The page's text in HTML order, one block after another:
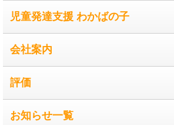
児童発達支援 わかばの子
会社案内
評価
お知らせ一覧